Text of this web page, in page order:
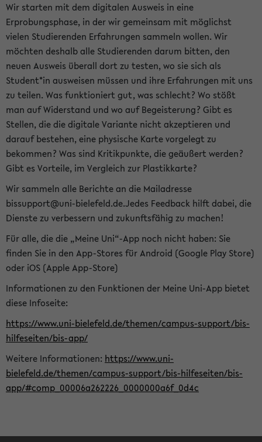
Wir starten mit dem digitalen Ausweis in eine
Erprobungsphase, in der wir gemeinsam mit möglichst
vielen Studierenden Erfahrungen sammeln wollen. Wir
möchten deshalb alle Studierenden darum bitten, den
neuen Ausweis überall dort zu testen, wo sie sich als
Student*in ausweisen müssen und ihre Erfahrungen mit uns
zu teilen. Was funktioniert gut, was schlecht? Wo stößt
man auf Widerstand und wo auf Begeisterung? Gibt es
Stellen, die die digitale Variante nicht akzeptieren und
darauf bestehen, eine physische Karte vorgelegt zu
bekommen? Was sind Kritikpunkte, die geäußert werden?
Gibt es Vorteile, im Vergleich zur Plastikkarte?
Wir sammeln alle Berichte an die Mailadresse
bissupport@uni-bielefeld.de.Jedes Feedback hilft dabei, die
Dienste zu verbessern und zukunftsfähig zu machen!
Für alle, die die „Meine Uni“-App noch nicht haben: Sie
finden Sie in den App-Stores für Android (Google Play Store)
oder iOS (Apple App-Store)
Informationen zu den Funktionen der Meine Uni-App bietet
diese Infoseite:
https://www.uni-bielefeld.de/themen/campus-support/bis-
hilfeseiten/bis-app/
Weitere Informationen: https://www.uni-
bielefeld.de/themen/campus-support/bis-hilfeseiten/bis-
app/#comp_00006a262226_0000000a6f_0d4c